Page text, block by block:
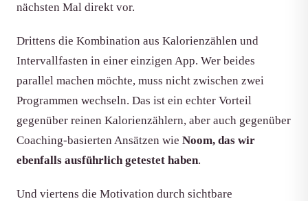
nächsten Mal direkt vor.
Drittens die Kombination aus Kalorienzählen und
Intervallfasten in einer einzigen App. Wer beides
parallel machen möchte, muss nicht zwischen zwei
Programmen wechseln. Das ist ein echter Vorteil
gegenüber reinen Kalorienzählern, aber auch gegenüber
Coaching-basierten Ansätzen wie Noom, das wir
ebenfalls ausführlich getestet haben.
Und viertens die Motivation durch sichtbare